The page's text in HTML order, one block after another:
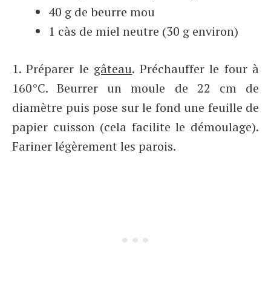
40 g de beurre mou
1 càs de miel neutre (30 g environ)
1. Préparer le gâteau. Préchauffer le four à
160°C. Beurrer un moule de 22 cm de
diamètre puis pose sur le fond une feuille de
papier cuisson (cela facilite le démoulage).
Fariner légèrement les parois.